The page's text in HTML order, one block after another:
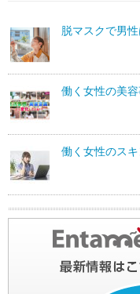
脱マスクで男
働く女性の美
働く女性のス